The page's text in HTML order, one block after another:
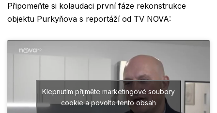
Připomeňte si kolaudaci první fáze rekonstrukce
objektu Purkyňova s reportáží od TV NOVA:
Klepnutím přijměte marketingové soubory
cookie a povolte tento obsah